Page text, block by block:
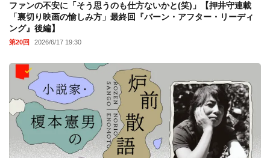
ファンの不安に「そう思うのも仕方ないかと(笑)」【押井守連載
「裏切り映画の愉しみ方」最終回『バーン・アフター・リーディ
ング』後編】
第20回 2026/6/17 19:30